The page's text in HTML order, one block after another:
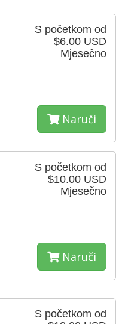
S početkom od
$6.00 USD
Mjesečno
Naruči
S početkom od
$10.00 USD
Mjesečno
Naruči
S početkom od